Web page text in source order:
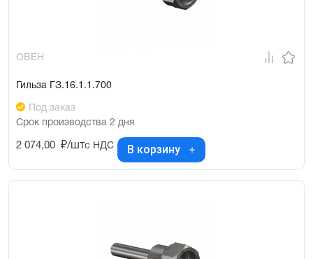
ОВЕН
Гильза ГЗ.16.1.1.700
Под заказ
Срок производства 2 дня
2 074,00 ₽/штс НДС В корзину